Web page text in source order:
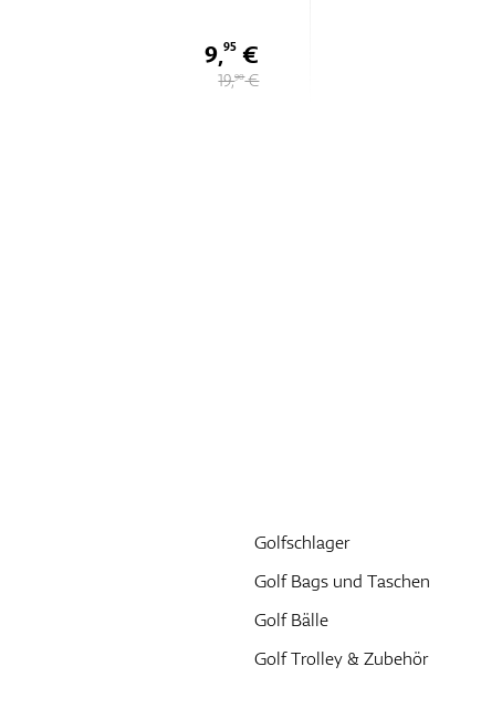
7,75 €
15,50€
Golfschlager
Golf Bags und Taschen
Golf Bälle
Golf Trolley & Zubehör